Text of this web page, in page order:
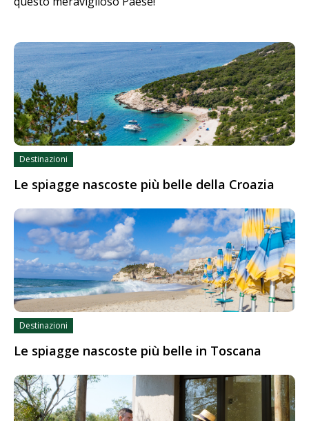
Destinazioni
Le spiagge nascoste più belle della Croazia
Destinazioni
Le spiagge nascoste più belle in Toscana